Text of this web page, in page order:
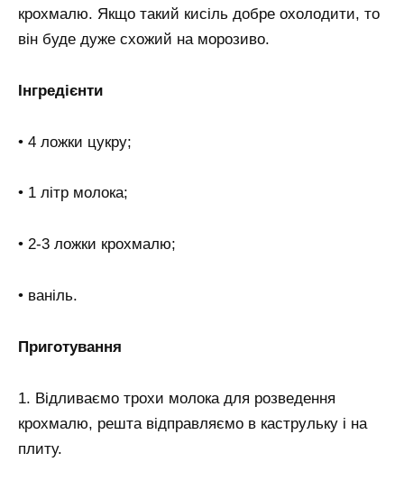
крохмалю. Якщо такий кисіль добре охолодити, то
він буде дуже схожий на морозиво.
Інгредієнти
• 4 ложки цукру;
• 1 літр молока;
• 2-3 ложки крохмалю;
• ваніль.
Приготування
1. Відливаємо трохи молока для розведення
крохмалю, решта відправляємо в каструльку і на
плиту.